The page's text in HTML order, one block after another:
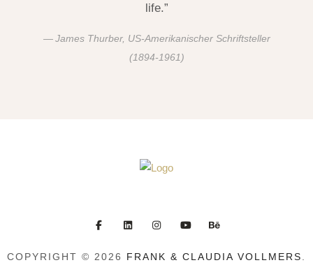
life.”
James Thurber, US-Amerikanischer Schriftsteller
(1894-1961)
COPYRIGHT © 2026 FRANK & CLAUDIA VOLLMERS